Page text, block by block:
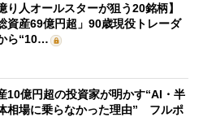
り人オールスターが狙う20銘柄】
総資産69億円超」90歳現役トレーダ
ら“10…
10億円超の投資家が明かす“AI・半
相場に乗らなかった理由” フルポ